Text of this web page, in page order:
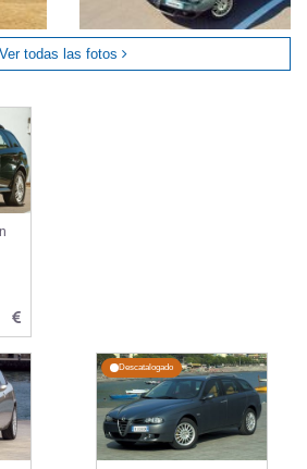
Ver todas las fotos
Descatalogado